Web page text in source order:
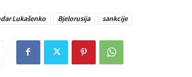
Lukašenko Bjelorusija sankcije